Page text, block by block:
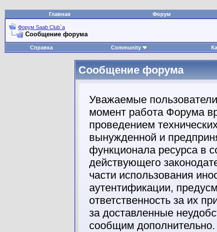
Главная Форум
Форум Saab Club`а
Сообщение форума
Справка Community
Сообщение форума
Уважаемые
момент работа Форума
проведением
вынужденной и
функционала ресурса в
действующего
части использования
аутентификации,
ответственность за их
за доставленные
сообщим дополнительно.